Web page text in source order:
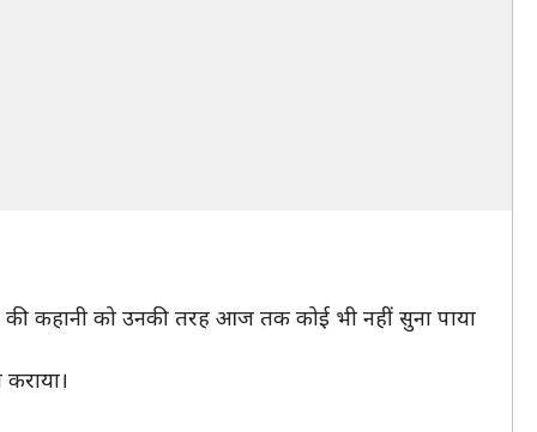
की कहानी को उनकी तरह आज तक कोई भी नहीं सुना पाया